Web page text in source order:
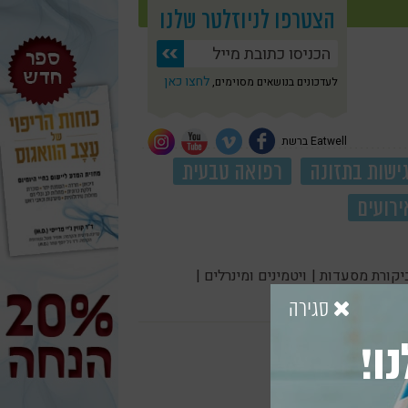
הצטרפו לניוזלטר שלנו
לעדכונים בנושאים מסוימים, לחצו כאן
Eatwell ברשת
גישות בתזונה
רפואה טבעית
מסעדות | ויטמינים ומינרלים |
סגירה